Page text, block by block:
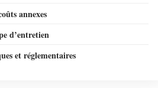
annexes
d’entretien
et réglementaires